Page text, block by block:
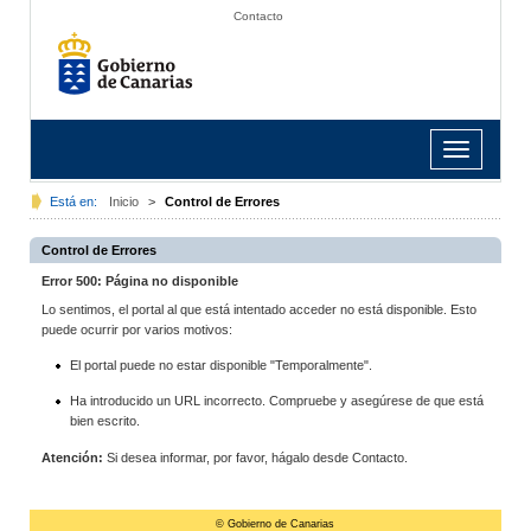
Contacto
Toggle
navigation
Está en: Inicio > Control de Errores
Control de Errores
Error 500: Página no disponible
Lo sentimos, el portal al que está intentado acceder no está disponible. Esto
puede ocurrir por varios motivos:
El portal puede no estar disponible "Temporalmente".
Ha introducido un URL incorrecto. Compruebe y asegúrese de que está
bien escrito.
Atención: Si desea informar, por favor, hágalo desde Contacto.
© Gobierno de Canarias